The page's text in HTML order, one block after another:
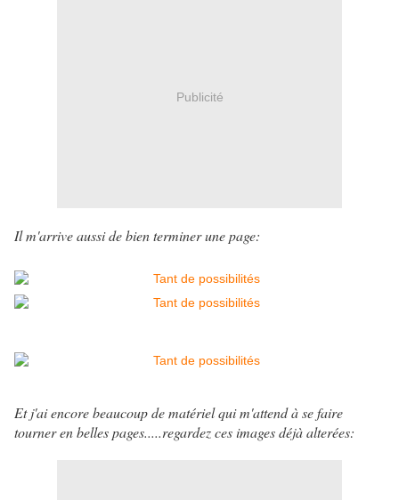
Publicité
Il m'arrive aussi de bien terminer une page:
Et j'ai encore beaucoup de matériel qui m'attend à se faire
tourner en belles pages.....regardez ces images déjà alterées: